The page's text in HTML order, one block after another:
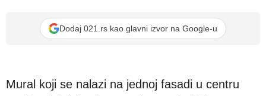
Dodaj 021.rs kao glavni izvor na Google-u
Mural koji se nalazi na jednoj fasadi u centru